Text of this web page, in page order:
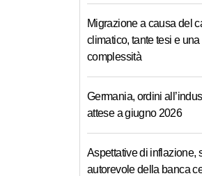
Migrazione a causa del
climatico, tante tesi e
complessità
Germania, ordini
attese a giugno 2026
Aspettative di inflazione,
autorevole della banca